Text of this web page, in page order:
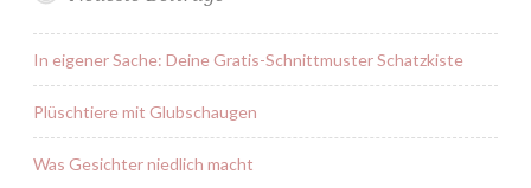
In eigener Sache: Deine Gratis-Schnittmuster Schatzkiste
Plüschtiere mit Glubschaugen
Was Gesichter niedlich macht